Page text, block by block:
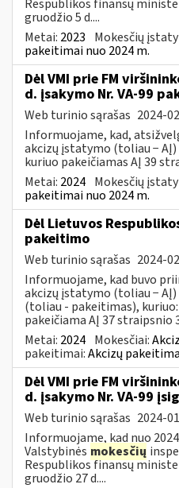
Respublikos finansų
gruodžio 5 d....
Metai: 2023 Mokesčių
pakeitimai nuo 2024 m.
Dėl VMI prie FM
d. įsakymo Nr. VA-99
Web turinio sąrašas 2024-
Informuojame, kad,
akcizų įstatymo (toliau −
kuriuo pakeičiamas AĮ 39
Metai: 2024 Mokesčių
pakeitimai nuo 2024 m.
Dėl Lietuvos
pakeitimo
Web turinio sąrašas 2024-
Informuojame, kad buvo
akcizų įstatymo (toliau − AĮ)
(toliau - pakeitimas), kuriuo:
pakeičiama AĮ 37 straipsnio
Metai: 2024 Mokesčiai:
pakeitimai:Akcizų
Dėl VMI prie FM
d. įsakymo Nr. VA-99
Web turinio sąrašas 2024-
Informuojame, kad nuo
Valstybinės mokesčių
Respublikos finansų
gruodžio 27 d....